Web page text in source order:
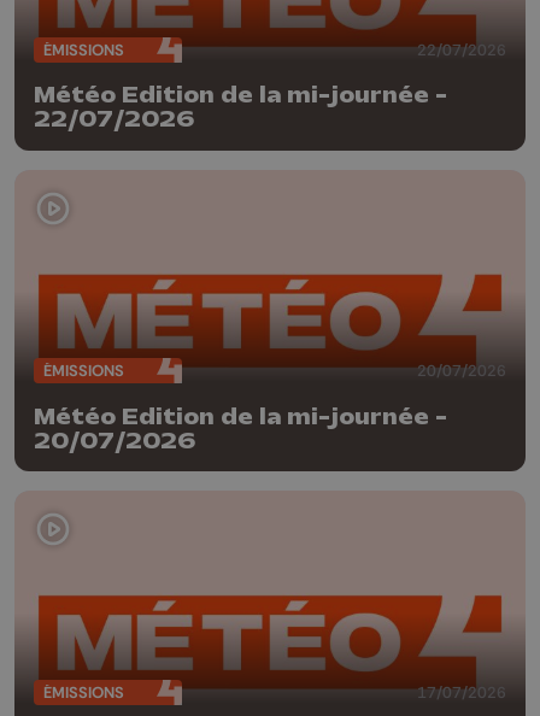
ÉMISSIONS 22/07/2026
Météo Edition de la mi-journée -
22/07/2026
ÉMISSIONS 20/07/2026
Météo Edition de la mi-journée -
20/07/2026
ÉMISSIONS 17/07/2026